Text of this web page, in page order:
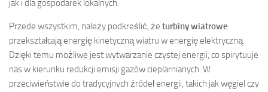
jak i dla gospodarek lokalnych.
Przede wszystkim, należy podkreślić, że turbiny wiatrowe
przekształcają energię kinetyczną wiatru w energię elektryczną.
Dzięki temu możliwe jest wytwarzanie czystej energii, co spirytuuje
nas w kierunku redukcji emisji gazów cieplarnianych. W
przeciwieństwie do tradycyjnych źródeł energii, takich jak węgiel czy